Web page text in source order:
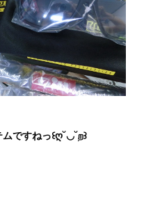
ですねっ꒰ღ˘◡˘ற꒱